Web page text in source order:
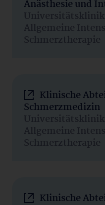
Anästhesie und
Allgemeine
Schmerztherapie
Klinische
Schmerzmedizin
Allgemeine
Schmerztherapie
Klinische